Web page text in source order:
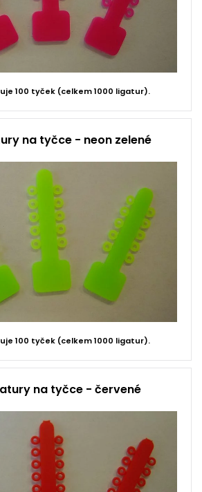
100 tyček (celkem 1000 ligatur).
na tyčce - neon zelené
100 tyček (celkem 1000 ligatur).
na tyčce - červené